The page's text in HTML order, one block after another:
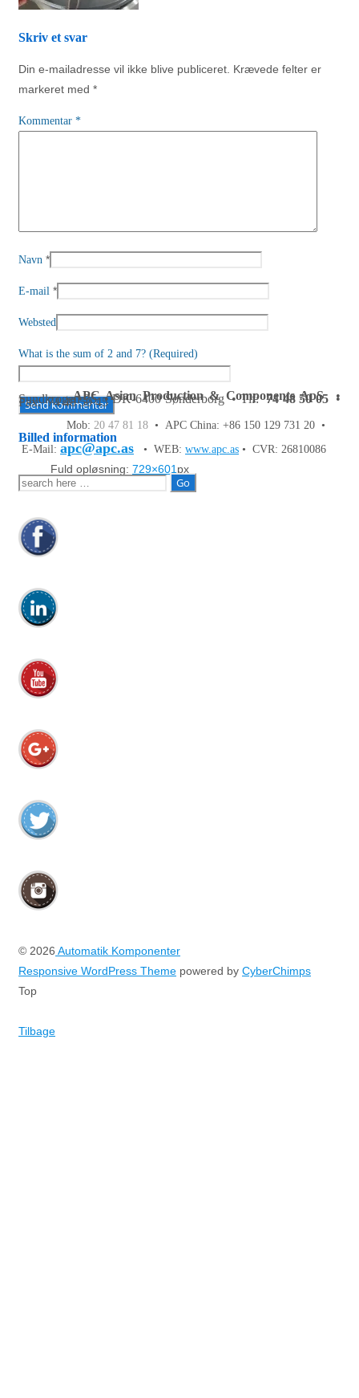
Skriv et svar
Din e-mailadresse vil ikke blive publiceret. Krævede felter er
markeret med *
Kommentar *
Navn *
E-mail *
Websted
What is the sum of 2 and 7? (Required)
Billed information
Fuld opløsning: 729×601 px
APC Asian Production & Components ApS•
Sundkrogen 35 • DK-6400 Sønderborg • Tlf:74 48 50 05•
Fax: 74 48 50 45
Mob: 20 47 81 18 • APC China: +86 150 129 731 20 •
E-Mail: apc@apc.as • WEB: www.apc.as • CVR: 26810086
Søg
© 2026 Automatik Komponenter
Responsive WordPress Theme powered by CyberChimps
Top
Tilbage